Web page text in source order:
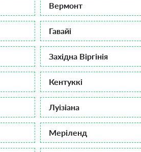
Вермонт
Гавайі
Західна Віргінія
Кентуккі
Луізіана
Меріленд